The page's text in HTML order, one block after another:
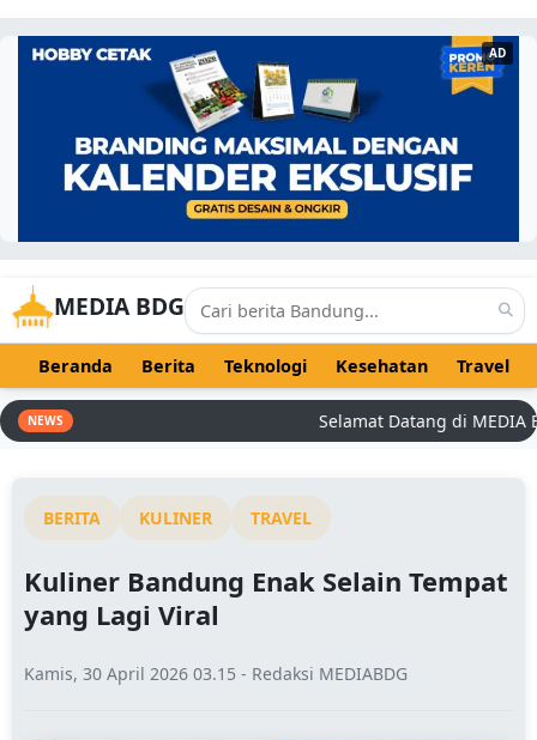
AD
MEDIA BDG
Beranda Berita Teknologi Kesehatan Travel
NEWS Selamat Datang di MEDIA
BERITA KULINER TRAVEL
Kuliner Bandung Enak Selain Tempat
yang Lagi Viral
Kamis, 30 April 2026 03.15 - Redaksi MEDIABDG